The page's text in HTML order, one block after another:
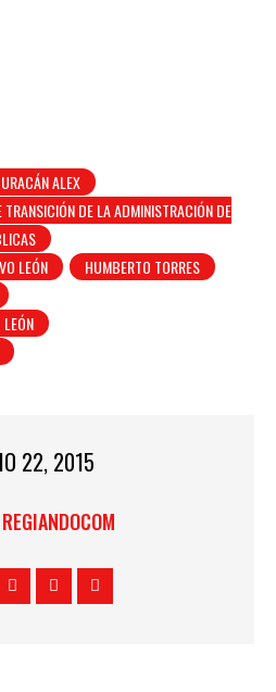
ALEX
DE LA ADMINISTRACIÓN DE
LEÓN
HUMBERTO TORRES
22, 2015
REGIANDOCOM